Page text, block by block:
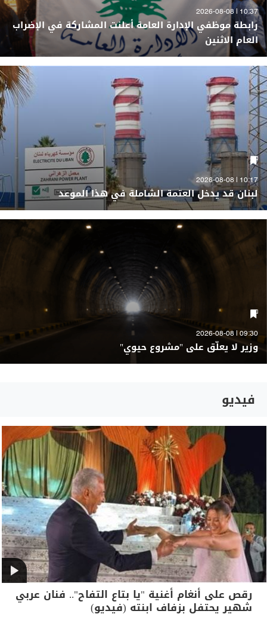
10:37 | 2026-08-08
رابطة موظفي الإدارة العامة أعلنت المشاركة في الإضراب
العام الاثنين
10:17 | 2026-08-08
لبنان قد يدخل العتمة الشاملة في هذا الموعد
09:30 | 2026-08-08
وزير لا يعلّق على "مشروع حيوي"
فيديو
رقص على أنغام أغنية "يا بتاع التفاح".. فنان عربي
شهير يحتفل بزفاف ابنته (فيديو)